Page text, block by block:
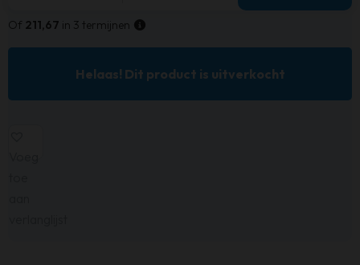
Of 211,67 in 3 termijnen
Helaas! Dit product is uitverkocht